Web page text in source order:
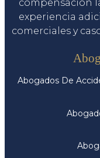
compensación
experiencia
comerciales y
Abogados De